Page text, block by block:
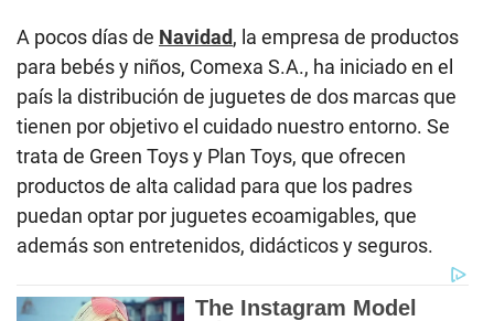
A pocos días de Navidad, la empresa de productos
para bebés y niños, Comexa S.A., ha iniciado en el
país la distribución de juguetes de dos marcas que
tienen por objetivo el cuidado nuestro entorno. Se
trata de Green Toys y Plan Toys, que ofrecen
productos de alta calidad para que los padres
puedan optar por juguetes ecoamigables, que
además son entretenidos, didácticos y seguros.